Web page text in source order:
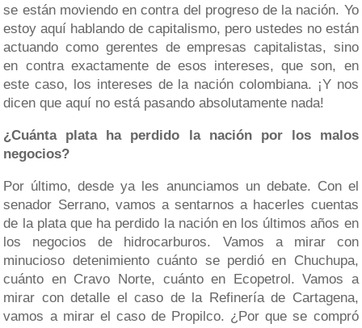
se están moviendo en contra del progreso de la nación. Yo
estoy aquí hablando de capitalismo, pero ustedes no están
actuando como gerentes de empresas capitalistas, sino
en contra exactamente de esos intereses, que son, en
este caso, los intereses de la nación colombiana. ¡Y nos
dicen que aquí no está pasando absolutamente nada!
¿Cuánta plata ha perdido la nación por los malos
negocios?
Por último, desde ya les anunciamos un debate. Con el
senador Serrano, vamos a sentarnos a hacerles cuentas
de la plata que ha perdido la nación en los últimos años en
los negocios de hidrocarburos. Vamos a mirar con
minucioso detenimiento cuánto se perdió en Chuchupa,
cuánto en Cravo Norte, cuánto en Ecopetrol. Vamos a
mirar con detalle el caso de la Refinería de Cartagena,
vamos a mirar el caso de Propilco. ¿Por que se compró